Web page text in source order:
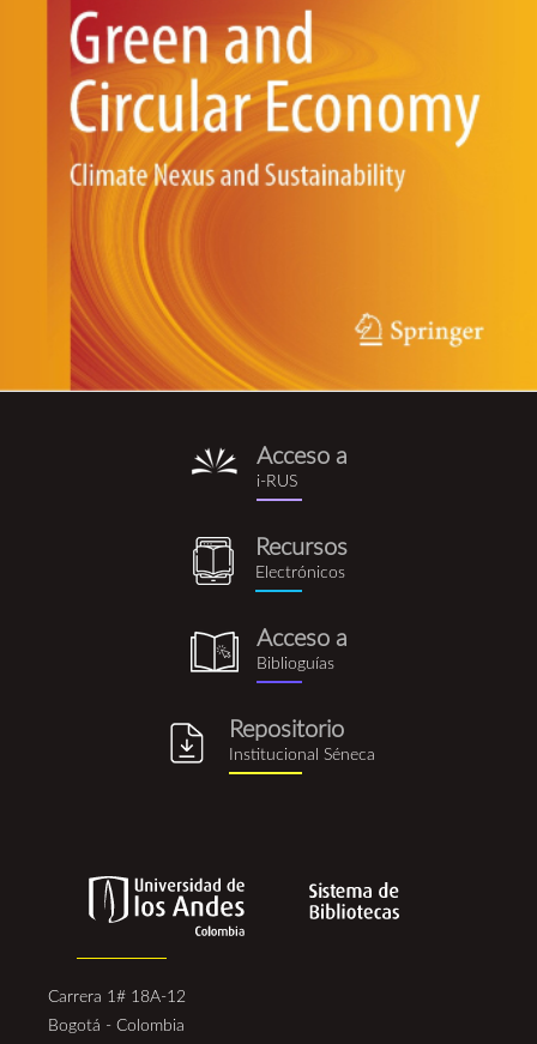
i-
rus.png
Acceso a
i-RUS
recursos_electronicos.png
Recursos
Electrónicos
biblioguia.png
Acceso a
Biblioguías
Repositorio
Institucional Séneca
Carrera 1# 18A-12
Bogotá - Colombia